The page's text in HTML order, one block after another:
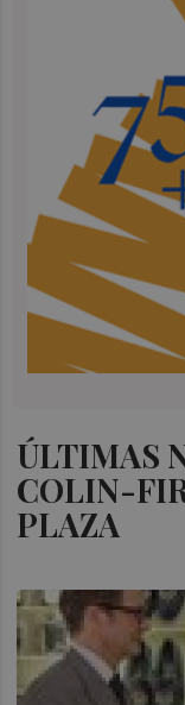
ÚLTIMAS
COLIN-
PLAZA